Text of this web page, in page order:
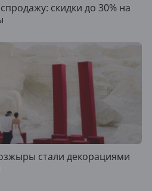
скидки до 30% на
стали декорациями